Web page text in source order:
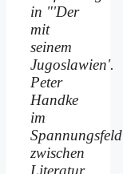
in "'Der
mit
seinem
Jugoslawien'.
Peter
Handke
im
Spannungsfeld
zwischen
Literatur,